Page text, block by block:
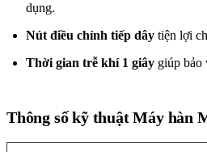
dụng.
Nút điều chỉnh tiếp dây tiện lợi
Thời gian trễ khí 1 giây giúp bảo
Thông số kỹ thuật Máy hàn